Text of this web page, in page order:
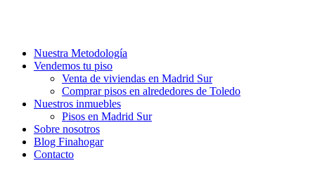
Nuestra Metodología
Vendemos tu piso
Venta de viviendas en Madrid Sur
Comprar pisos en alrededores de Toledo
Nuestros inmuebles
Pisos en Madrid Sur
Sobre nosotros
Blog Finahogar
Contacto